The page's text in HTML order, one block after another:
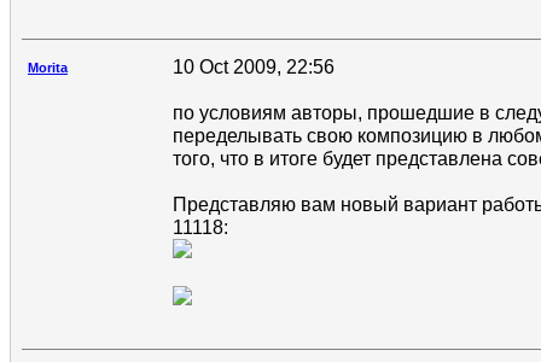
Morita 10 Oct 2009, 22:56
по условиям авторы, прошедшие в
переделывать свою композицию в
того, что в итоге будет представлена
Представляю вам новый вариант
11118: